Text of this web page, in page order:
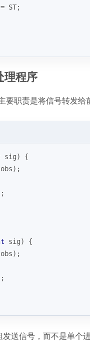
ST;
理程序
要职责是将信号转发给
sig)
{
sig)
{
发送信号，而不是单个